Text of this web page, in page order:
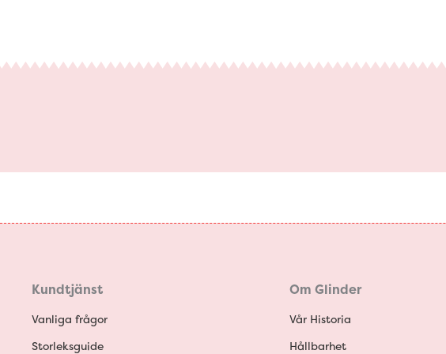
Kundtjänst
Vanliga frågor
Storleksguide
Om Glinder
Vår Historia
Hållbarhet